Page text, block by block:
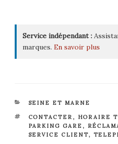
Service indépendant :
marques. En savoir plus
CATÉGORIES
SEINE ET MARNE
ÉTIQUETTES
CONTACTER, HORAIRE
PARKING GARE ,
SERVICE CLIENT,